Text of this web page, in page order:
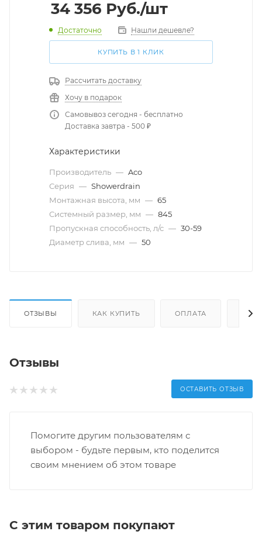
34 356 Руб./шт
Достаточно Нашли дешевле?
КУПИТЬ В 1 КЛИК
Рассчитать доставку
Хочу в подарок
Самовывоз сегодня - бесплатно
Доставка завтра - 500 ₽
Характеристики
Производитель — Aco
Серия — Showerdrain
Монтажная высота, мм — 65
Системный размер, мм — 845
Пропускная способность, л/с — 30-59
Диаметр слива, мм — 50
ОТЗЫВЫ КАК КУПИТЬ ОПЛАТА
Отзывы
ОСТАВИТЬ ОТЗЫВ
Помогите другим пользователям с
выбором - будьте первым, кто поделится
своим мнением об этом товаре
С этим товаром покупают